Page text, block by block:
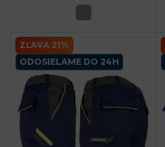
ZĽAVA 21%
ODOSIELAME DO 24H